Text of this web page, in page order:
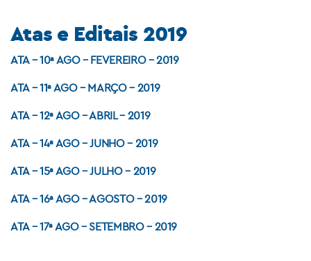
Atas e Editais 2019
ATA – 10ª AGO – FEVEREIRO – 2019
ATA – 11ª AGO – MARÇO – 2019
ATA – 12ª AGO – ABRIL – 2019
ATA – 14ª AGO – JUNHO – 2019
ATA – 15ª AGO – JULHO – 2019
ATA – 16ª AGO – AGOSTO – 2019
ATA – 17ª AGO – SETEMBRO – 2019